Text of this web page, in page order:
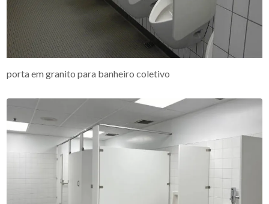
porta em granito para banheiro coletivo